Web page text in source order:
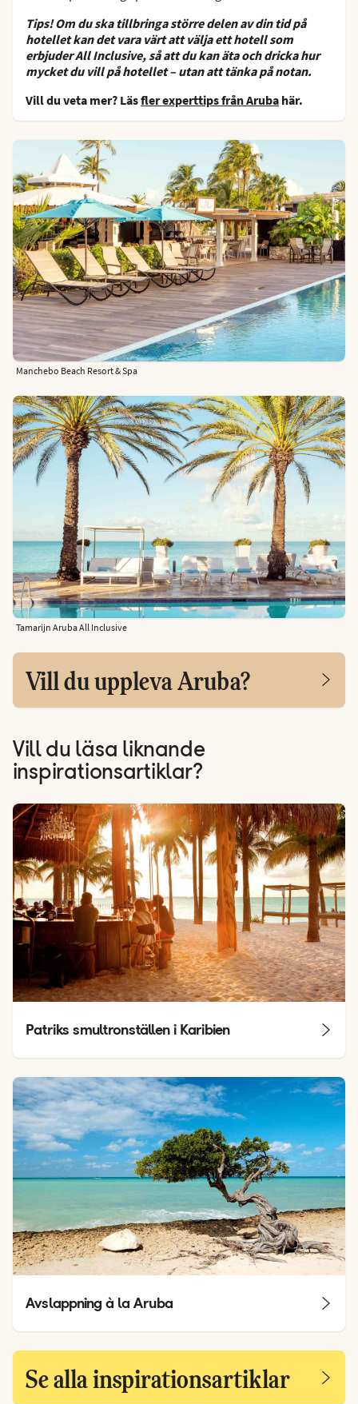
Tips! Om du ska tillbringa större delen av din tid på
hotellet kan det vara värt att välja ett hotell som
erbjuder All Inclusive, så att du kan äta och dricka hur
mycket du vill på hotellet – utan att tänka på notan.
Vill du veta mer? Läsfler experttips från Aruba här.
Manchebo Beach Resort & Spa
Tamarijn Aruba All Inclusive
Vill du uppleva Aruba?
Vill du läsa liknande
inspirationsartiklar?
Patriks smultronställen i Karibien
Avslappning à la Aruba
Se alla inspirationsartiklar